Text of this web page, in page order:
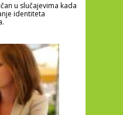
u slučajevima kada
identiteta